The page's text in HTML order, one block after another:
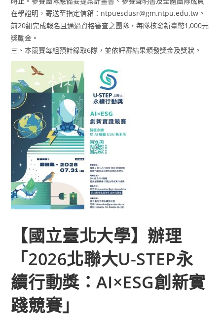
在學證明，寄送至指定信箱：ntpuesdusr@gm.ntpu.edu.tw。
前20組完成報名且通過資格審查之團隊，每隊核發新臺幣1,000元
獎勵金。
三、本競賽每組預計錄取6隊，並依評審結果頒發獎金及獎狀。
【國立臺北大學】辦理
「2026北聯大U-STEP永
續行動獎：AI×ESG創新實
踐競賽」